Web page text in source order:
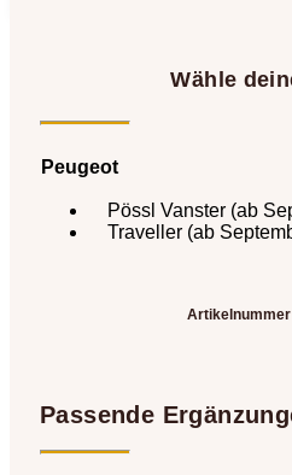
Wähle
Peugeot
Pössl Vanster (ab
Traveller (ab
Passende